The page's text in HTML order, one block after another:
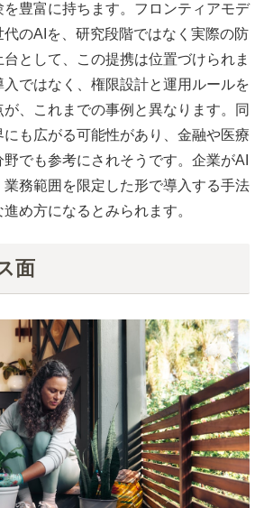
豊富に持ちます。フロンティアモデ
代のAIを、研究段階ではなく実際の防
として、この提携は位置づけられま
ではなく、権限設計と運用ルールを
、これまでの事例と異なります。同
も広がる可能性があり、金融や医療
でも参考にされそうです。企業がAI
務範囲を限定した形で導入する手法
め方になるとみられます。
面